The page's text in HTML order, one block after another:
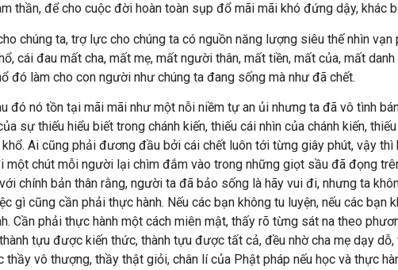
thần, để cho cuộc đời hoàn toàn sụp đổ mãi mãi khó đứng dậy, khác
chúng ta, trợ lực cho chúng ta có nguồn năng lượng siêu thế nhìn
cái đau mất cha, mất mẹ, mất người thân, mất tiền, mất của, mất
làm cho con người như chúng ta đang sống mà như đã chết.
nó tồn tại mãi mãi như một nỗi niềm tự an ủi nhưng ta đã vô tình
sự thiếu hiểu biết trong chánh kiến, thiếu cái nhìn của chánh kiến,
Ai cũng phải đương đầu bởi cái chết luôn tới từng giây phút, vậy thì
chút mỗi người lại chìm đắm vào trong những giọt sầu đã đọng
chính bản thân rằng, người ta đã bảo sống là hãy vui đi, nhưng ta
gì cũng cần phải thực hành. Nếu các bạn không tu luyện, nếu các bạn
Cần phải thực hành một cách miên mật, thấy rõ từng sát na theo
tựu được kiến thức, thành tựu được tất cả, đều nhờ cha mẹ dạy
vô thượng, thầy thật giỏi, chân lí của Phật pháp nếu học và thực